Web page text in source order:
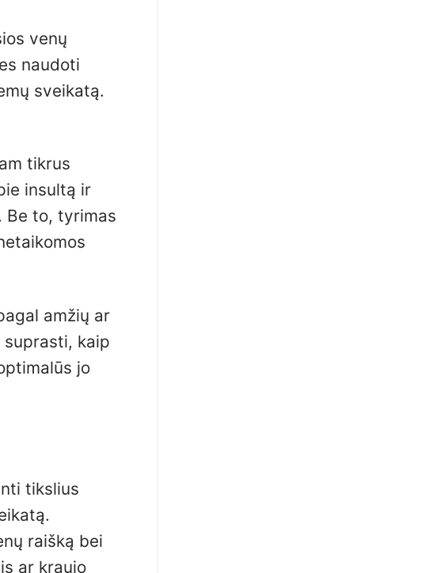
venų
naudoti
sveikatą.
tikrus
insultą ir
Be to, tyrimas
amžių ar
kaip
jo
tikslius
raišką bei
ar kraujo